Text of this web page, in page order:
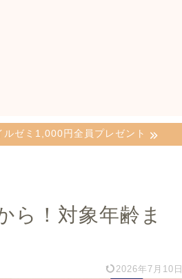
ルゼミ1,000円全員プレゼント
ら！対象年齢ま
2026年7月10日